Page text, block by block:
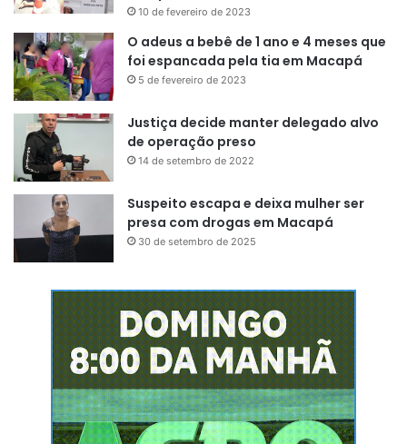
10 de fevereiro de 2023
O adeus a bebê de 1 ano e 4 meses que
foi espancada pela tia em Macapá
5 de fevereiro de 2023
Justiça decide manter delegado alvo
de operação preso
14 de setembro de 2022
Suspeito escapa e deixa mulher ser
presa com drogas em Macapá
30 de setembro de 2025